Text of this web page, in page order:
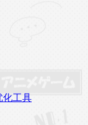
化工具